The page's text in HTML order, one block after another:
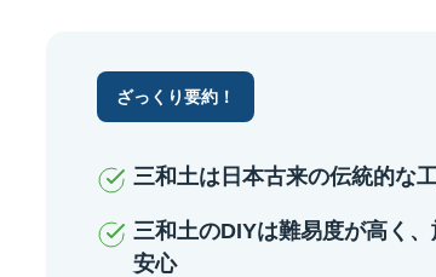
ざっくり要約！
三和土は日本古来の伝統的な
三和土のDIYは難易度が高く
安心